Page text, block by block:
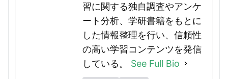
習に関する独自調査やアンケ
ート分析、学研書籍をもとに
した情報整理を行い、信頼性
の高い学習コンテンツを発信
している。 See Full Bio